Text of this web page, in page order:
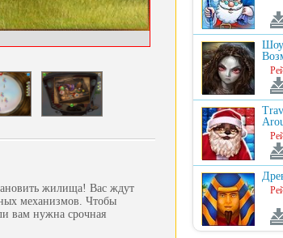
жилища! Вас ждут
механизмов. Чтобы
вам нужна срочная
Шоу